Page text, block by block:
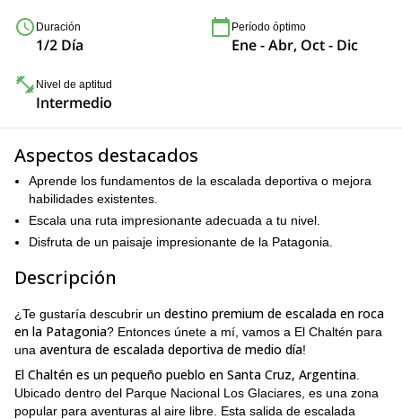
Duración
1/2 Día
Período óptimo
Ene - Abr, Oct - Dic
Nivel de aptitud
Intermedio
Aspectos destacados
Aprende los fundamentos de la escalada deportiva o mejora
habilidades existentes.
Escala una ruta impresionante adecuada a tu nivel.
Disfruta de un paisaje impresionante de la Patagonia.
Descripción
¿Te gustaría descubrir un destino premium de escalada en roca
en la Patagonia? Entonces únete a mí, vamos a El Chaltén para
una aventura de escalada deportiva de medio día!
El Chaltén es un pequeño pueblo en Santa Cruz, Argentina
Ubicado dentro del Parque Nacional Los Glaciares, es una zona
popular para aventuras al aire libre. Esta salida de escalada